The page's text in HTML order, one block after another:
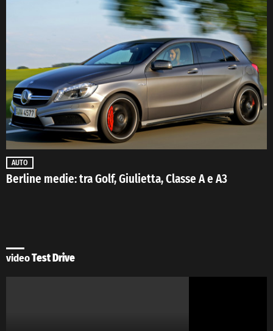
AUTO
Berline medie: tra Golf, Giulietta, Classe A e A3
videoTest Drive